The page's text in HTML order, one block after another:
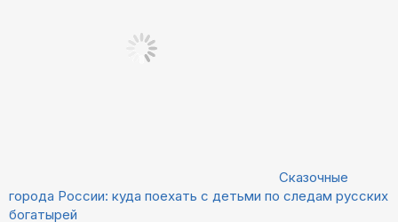
Сказочные
города России: куда поехать с детьми по следам русских
богатырей